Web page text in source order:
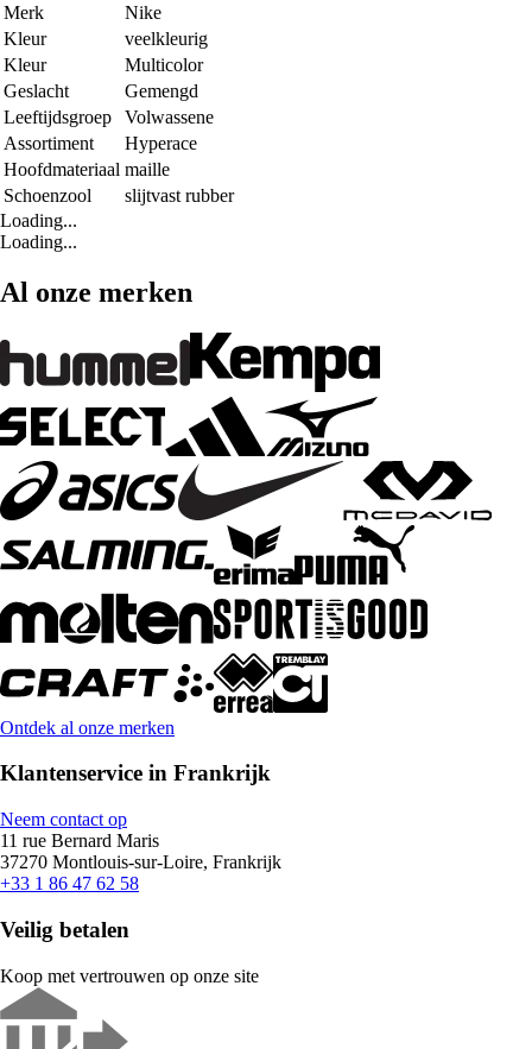
Merk
Nike
Kleur
veelkleurig
Kleur
Multicolor
Geslacht
Gemengd
Leeftijdsgroep
Volwassene
Assortiment
Hyperace
Hoofdmateriaal maille
Schoenzool
slijtvast rubber
Loading...
Loading...
Al onze merken
Ontdek al onze merken
Klantenservice in Frankrijk
Neem contact op
11 rue Bernard Maris
37270 Montlouis-sur-Loire, Frankrijk
+33 1 86 47 62 58
Veilig betalen
Koop met vertrouwen op onze site